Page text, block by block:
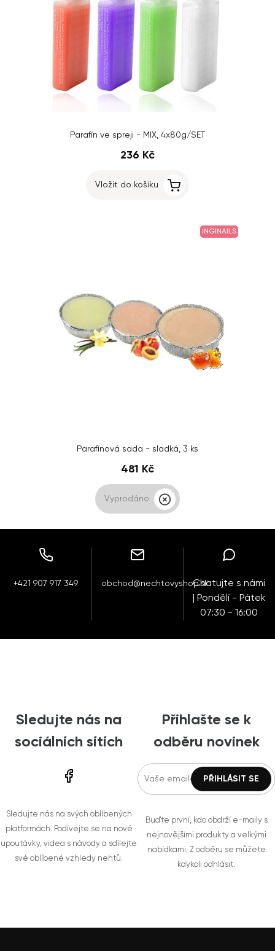
Parafín ve spreji - MIX, 4x80g/SET
236 Kč
Vložit do košíku
INGINAILS
Parafínová sada - sladká, 3 ks
481 Kč
Vyprodáno
+421 907 917 349 obchod@nechtovyshop.skChatujte s námi
| Pondělí - Pátek
07:30 - 16:00
Sledujte nás na
sociálních sítích
Sledujte nás na svých oblíbených
platformách. Podívejte se na nové
upoutávky, videa s návody a sdílejte
své oblíbené vzhledy nehtů.
Přihlašte se k
odběru novinek
Buďte první, kdo obdrží e-maily s
nejnovějšími produkty a velkými
nabídkami. Z odběru se můžete
kdykoli odhlásit.